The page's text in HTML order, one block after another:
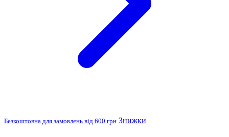
Безкоштовна для замовлень від 600 грн Знижки